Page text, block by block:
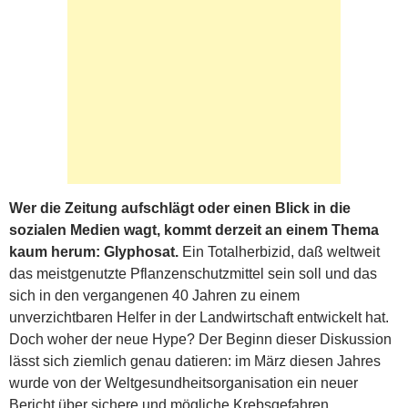
Wer die Zeitung aufschlägt oder einen Blick in die
sozialen Medien wagt, kommt derzeit an einem Thema
kaum herum: Glyphosat. Ein Totalherbizid, daß weltweit
das meistgenutzte Pflanzenschutzmittel sein soll und das
sich in den vergangenen 40 Jahren zu einem
unverzichtbaren Helfer in der Landwirtschaft entwickelt hat.
Doch woher der neue Hype? Der Beginn dieser Diskussion
lässt sich ziemlich genau datieren: im März diesen Jahres
wurde von der Weltgesundheitsorganisation ein neuer
Bericht über sichere und mögliche Krebsgefahren